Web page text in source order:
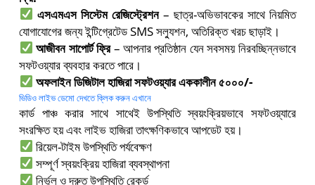
এসএমএস সিস্টেম রেজিস্ট্রেশন– ছাত্র-অভিভাবকের সাথে নিয়মিত
যোগাযোগের জন্য ইন্টিগ্রেটেড SMS সল্যুশন, অতিরিক্ত খরচ ছাড়াই।
আজীবন সাপোর্ট ফ্রি– আপনার প্রতিষ্ঠান যেন সবসময় নিরবচ্ছিন্নভাবে
সফটওয়্যার ব্যবহার করতে পারে।
অফলাইন ডিজিটাল হাজিরা সফটওয়্যার এককালীন ৫০০০/-
ভিডিও লাইভ ডেমো দেখতে ক্লিক করুন এখানে
কার্ড পাঞ্চ করার সাথে সাথেই উপস্থিতি স্বয়ংক্রিয়ভাবে সফটওয়্যারে
সংরক্ষিত হয় এবং লাইভ হাজিরা তাৎক্ষণিকভাবে আপডেট হয়।
রিয়েল-টাইম উপস্থিতি পর্যবেক্ষণ
সম্পূর্ণ স্বয়ংক্রিয় হাজিরা ব্যবস্থাপনা
নির্ভুল ও দ্রুত উপস্থিতি রেকর্ড